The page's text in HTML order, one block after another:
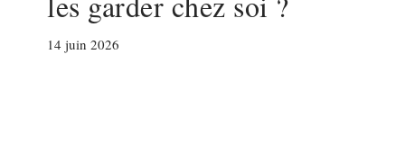
14 juin 2026